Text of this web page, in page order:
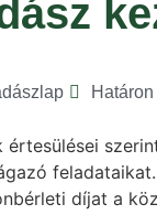
díjat a